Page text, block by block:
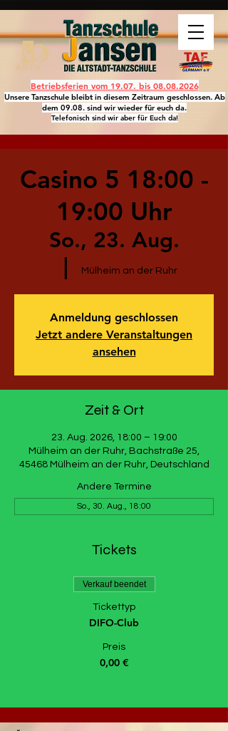
Betriebsferien vom 19.07. bis 08.08.2026
Unsere Tanzschule bleibt in diesem Zeitraum geschlossen. Ab
dem 09.08. sind wir wieder für euch da.
Telefonisch sind wir aber für Euch da!
Casino 5 18:00 -
19:00 Uhr
So., 23. Aug.
Mülheim an der Ruhr
Anmeldung geschlossen
Jetzt andere Veranstaltungen
ansehen
Zeit & Ort
23. Aug. 2026, 18:00 – 19:00
Mülheim an der Ruhr, Bachstraße 25,
45468 Mülheim an der Ruhr, Deutschland
Andere Termine
So., 30. Aug., 18:00
Tickets
Verkauf beendet
Tickettyp
DIFO-Club
Preis
0,00 €